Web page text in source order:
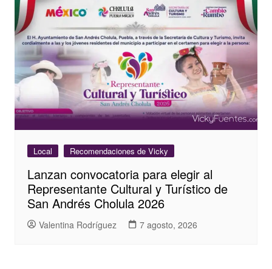
Local Recomendaciones de Vicky
Lanzan convocatoria para elegir al
Representante Cultural y Turístico de
San Andrés Cholula 2026
Valentina Rodríguez 7 agosto, 2026